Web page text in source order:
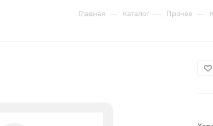
Главная — Каталог — Прочее —